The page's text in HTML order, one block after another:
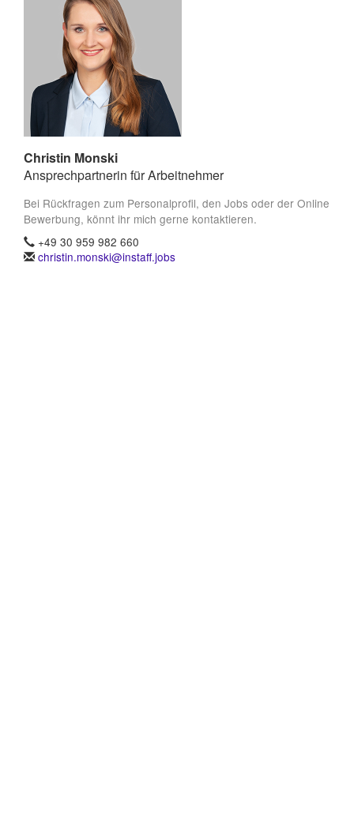
Christin Monski
Ansprechpartnerin für Arbeitnehmer
Bei Rückfragen zum Personalprofil, den Jobs oder der Online
Bewerbung, könnt ihr mich gerne kontaktieren.
+49 30 959 982 660
christin.monski@instaff.jobs